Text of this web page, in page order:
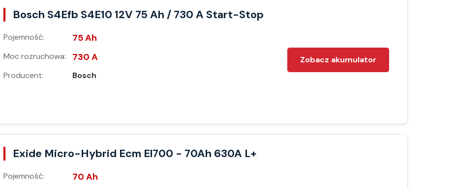
Bosch S4Efb S4E10 12V 75 Ah / 730 A Start-Stop
Pojemność: 75 Ah
Moc rozruchowa: 730 A
Producent: Bosch
Zobacz akumulator
Exide Micro-Hybrid Ecm El700 - 70Ah 630A L+
Pojemność: 70 Ah